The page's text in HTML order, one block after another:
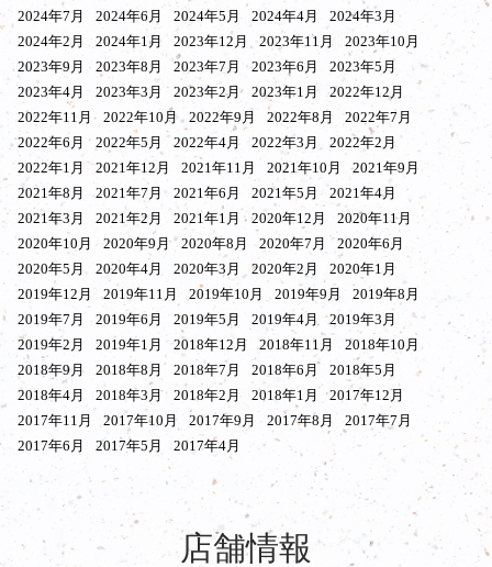
2024年7月
2024年6月 2024年5月 2024年4月
2024年3月
2024年2月
2024年1月 2023年12月 2023年11月
2023年10月
2023年9月
2023年8月 2023年7月 2023年6月
2023年5月
2023年4月
2023年3月 2023年2月 2023年1月
2022年12月
2022年11月
2022年10月 2022年9月 2022年8月
2022年7月
2022年6月
2022年5月 2022年4月 2022年3月
2022年2月
2022年1月
2021年12月 2021年11月 2021年10月
2021年9月
2021年8月
2021年7月 2021年6月 2021年5月
2021年4月
2021年3月
2021年2月 2021年1月 2020年12月
2020年11月
2020年10月
2020年9月 2020年8月 2020年7月
2020年6月
2020年5月
2020年4月 2020年3月 2020年2月
2020年1月
2019年12月
2019年11月 2019年10月 2019年9月
2019年8月
2019年7月
2019年6月 2019年5月 2019年4月
2019年3月
2019年2月
2019年1月 2018年12月 2018年11月
2018年10月
2018年9月
2018年8月 2018年7月 2018年6月
2018年5月
2018年4月
2018年3月 2018年2月 2018年1月
2017年12月
2017年11月
2017年10月 2017年9月 2017年8月
2017年7月
2017年6月
2017年5月 2017年4月
店舗情報